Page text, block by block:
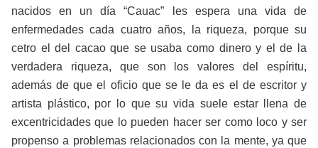
nacidos en un día “Cauac” les espera una vida de
enfermedades cada cuatro años, la riqueza, porque su
cetro el del cacao que se usaba como dinero y el de la
verdadera riqueza, que son los valores del espíritu,
además de que el oficio que se le da es el de escritor y
artista plástico, por lo que su vida suele estar llena de
excentricidades que lo pueden hacer ser como loco y ser
propenso a problemas relacionados con la mente, ya que